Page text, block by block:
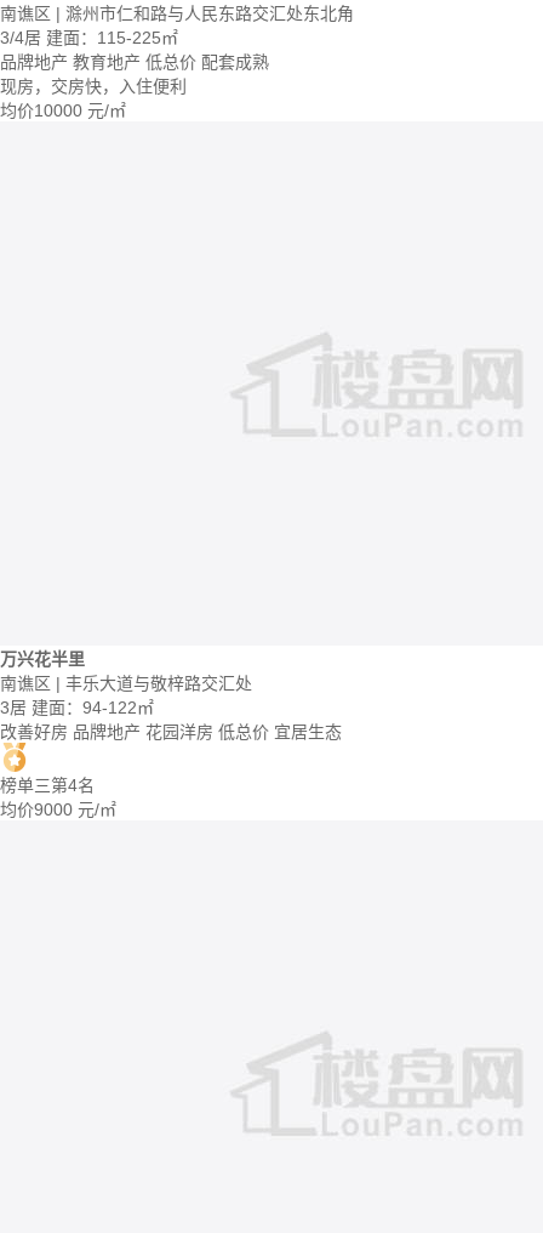
南谯区 | 滁州市仁和路与人民东路交汇处东北角
3/4居 建面：115-225㎡
品牌地产 教育地产 低总价 配套成熟
现房，交房快，入住便利
均价10000 元/㎡
万兴花半里
南谯区 | 丰乐大道与敬梓路交汇处
3居 建面：94-122㎡
改善好房 品牌地产 花园洋房 低总价 宜居生态
榜单三第4名
均价9000 元/㎡